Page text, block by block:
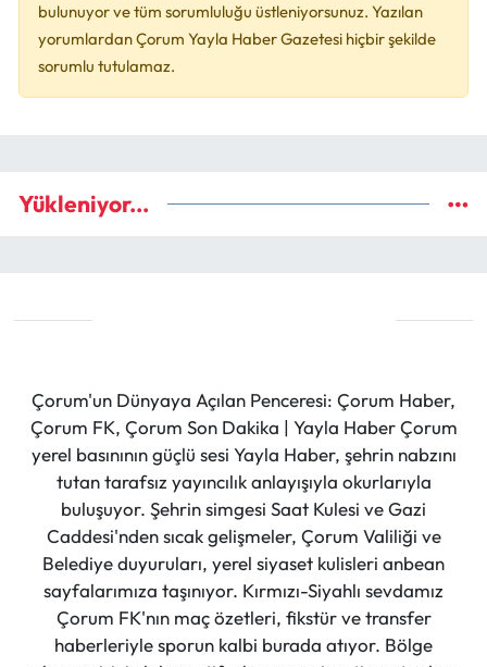
bulunuyor ve tüm sorumluluğu üstleniyorsunuz. Yazılan
yorumlardan Çorum Yayla Haber Gazetesi hiçbir şekilde
sorumlu tutulamaz.
Yükleniyor...
Çorum'un Dünyaya Açılan Penceresi: Çorum Haber,
Çorum FK, Çorum Son Dakika | Yayla Haber Çorum
yerel basınının güçlü sesi Yayla Haber, şehrin nabzını
tutan tarafsız yayıncılık anlayışıyla okurlarıyla
buluşuyor. Şehrin simgesi Saat Kulesi ve Gazi
Caddesi'nden sıcak gelişmeler, Çorum Valiliği ve
Belediye duyuruları, yerel siyaset kulisleri anbean
sayfalarımıza taşınıyor. Kırmızı-Siyahlı sevdamız
Çorum FK'nın maç özetleri, fikstür ve transfer
haberleriyle sporun kalbi burada atıyor. Bölge